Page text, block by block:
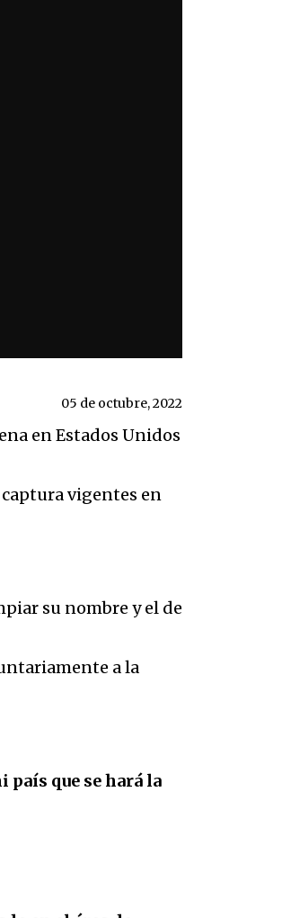
05 de octubre, 2022
en Estados Unidos
vigentes en
su nombre y el de
a la
que se hará la